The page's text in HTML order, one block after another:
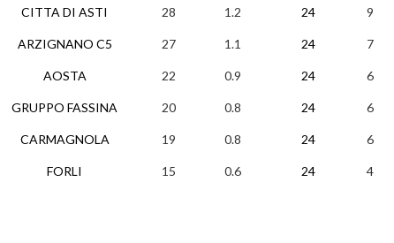
CITTA DI ASTI
ARZIGNANO C5
AOSTA
GRUPPO FASSINA
CARMAGNOLA
FORLI
28 1.2 24 9
27 1.1 24 7
22 0.9 24 6
20 0.8 24 6
19 0.8 24 6
15 0.6 24 4